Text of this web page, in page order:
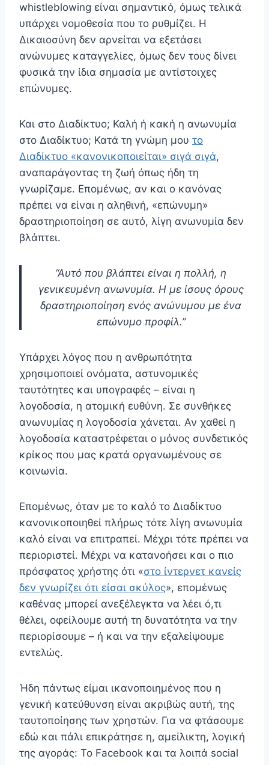
whistleblowing είναι σημαντικό, όμως τελικά
υπάρχει νομοθεσία που το ρυθμίζει. Η
Δικαιοσύνη δεν αρνείται να εξετάσει
ανώνυμες καταγγελίες, όμως δεν τους δίνει
φυσικά την ίδια σημασία με αντίστοιχες
επώνυμες.
Και στο Διαδίκτυο; Καλή ή κακή η ανωνυμία
στο Διαδίκτυο; Κατά τη γνώμη μου το
Διαδίκτυο «κανονικοποιείται» σιγά σιγά,
αναπαράγοντας τη ζωή όπως ήδη τη
γνωρίζαμε. Επομένως, αν και ο κανόνας
πρέπει να είναι η αληθινή, «επώνυμη»
δραστηριοποίηση σε αυτό, λίγη ανωνυμία δεν
βλάπτει.
“Αυτό που βλάπτει είναι η πολλή, η
γενικευμένη ανωνυμία. Η με ίσους όρους
δραστηριοποίηση ενός ανώνυμου με ένα
επώνυμο προφίλ.”
Υπάρχει λόγος που η ανθρωπότητα
χρησιμοποιεί ονόματα, αστυνομικές
ταυτότητες και υπογραφές – είναι η
λογοδοσία, η ατομική ευθύνη. Σε συνθήκες
ανωνυμίας η λογοδοσία χάνεται. Αν χαθεί η
λογοδοσία καταστρέφεται ο μόνος συνδετικός
κρίκος που μας κρατά οργανωμένους σε
κοινωνία.
Επομένως, όταν με το καλό το Διαδίκτυο
κανονικοποιηθεί πλήρως τότε λίγη ανωνυμία
καλό είναι να επιτραπεί. Μέχρι τότε πρέπει να
περιοριστεί. Μέχρι να κατανοήσει και ο πιο
πρόσφατος χρήστης ότι «στο ίντερνετ κανείς
δεν γνωρίζει ότι είσαι σκύλος», επομένως
καθένας μπορεί ανεξέλεγκτα να λέει ό,τι
θέλει, οφείλουμε αυτή τη δυνατότητα να την
περιορίσουμε – ή και να την εξαλείψουμε
εντελώς.
Ήδη πάντως είμαι ικανοποιημένος που η
γενική κατεύθυνση είναι ακριβώς αυτή, της
ταυτοποίησης των χρηστών. Για να φτάσουμε
εδώ και πάλι επικράτησε η, αμείλικτη, λογική
της αγοράς: Το Facebook και τα λοιπά social